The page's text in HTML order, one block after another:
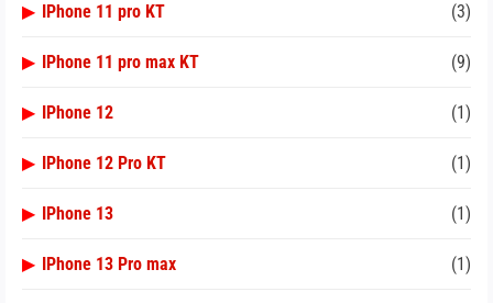
▶ IPhone 11 pro KT (3)
▶ IPhone 11 pro max KT (9)
▶ IPhone 12 (1)
▶ IPhone 12 Pro KT (1)
▶ IPhone 13 (1)
▶ IPhone 13 Pro max (1)